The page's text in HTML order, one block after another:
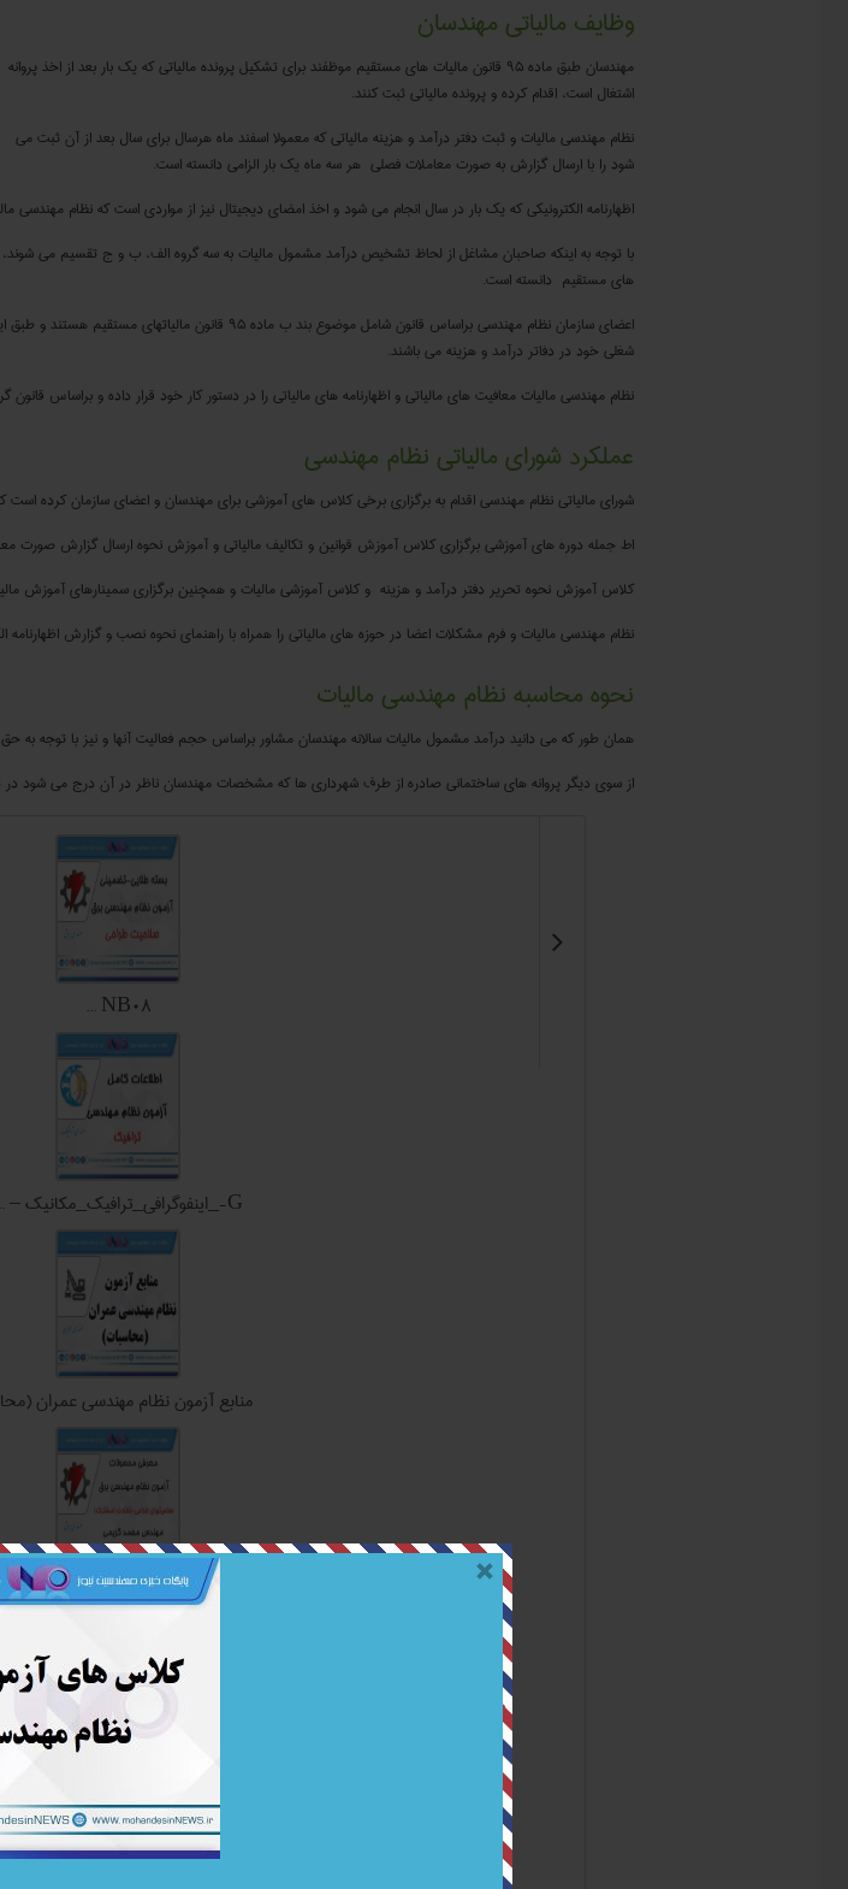
وظایف مالیاتی مهندسان
مهندسان طبق ماده ۹۵ قانون مالیات های مستقیم موظفند برای تشکیل پرونده مالیاتی که یک بار بعد از اخذ پروانه
اشتغال است، اقدام کرده و پرونده مالیاتی ثبت کنند.
نظام مهندسی مالیات و ثبت دفتر درآمد و هزینه مالیاتی که معمولا اسفند ماه هرسال برای سال بعد از آن ثبت می
شود را با ارسال گزارش به صورت معاملات فصلی هر سه ماه یک بار الزامی دانسته است.
اظهارنامه الکترونیکی که یک بار در سال انجام می شود و اخذ امضای دیجیتال نیز از مواردی است که نظام مهندسی
های مستقیم دانسته است.
اعضای سازمان نظام مهندسی براساس قانون شامل موضوع بند ب
شغلی خود در دفاتر درآمد و هزینه می باشند.
نظام مهندسی مالیات معافیت های مالیاتی و اظهارنامه های مالیاتی را در دستور کار خود قرار داده و براساس
عملکرد شورای مالیاتی نظام مهندسی
شورای مالیاتی نظام مهندسی اقدام به برگزاری برخی کلاس های آموزشی برای مهندسان و اعضای سازمان کرده
اط جمله دوره های آموزشی برگزاری کلاس آموزش قوانین و تکالیف مالیاتی و آموزش نحوه ارسال گزارش صورت
کلاس آموزش نحوه‌ تحریر دفتر درآمد و هزینه و کلاس آموزشی مالیات و همچنین برگزاری سمینارهای آموزش
نظام مهندسی مالیات و فرم مشکلات اعضا در حوزه های مالیاتی را همراه با راهنمای نحوه نصب و گزارش اظهارنامه
نحوه محاسبه نظام مهندسی مالیات
همان طور که می دانید درآمد مشمول مالیات سالانه مهندسان مشاور براساس حجم فعالیت آنها و نیز با توجه به
از سوی دیگر پروانه های ساختمانی صادره از طرف شهرداری ها که مشخصات مهندسان ناظر در آن درج می شود در
NB08 ...
G-_اینفوگرافی_ترافیک_مکانیک – ...
منابع آزمون نظام مهندسی عمران
۲٫ مشترک ...
منابع آزمون نظام مهندسی ترافیک ...
